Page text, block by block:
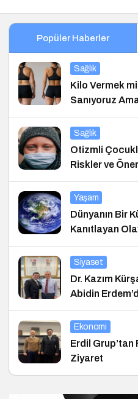
Popüler Haberler
Sağlık
Kilo Vermek
Sanıyoruz
Sağlık
Otizmli
Riskler ve
Yaşam
Dünyanın Bir
Kanıtlayan
Siyaset
Dr. Kazım
Abidin
Ekonomi
Erdil Grup’tan
Ziyaret